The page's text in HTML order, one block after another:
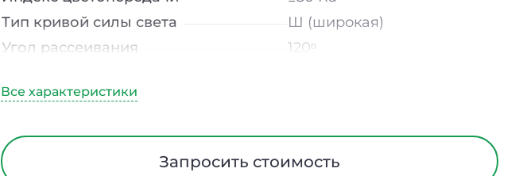
Тип кривой силы света
Ш (широкая)
Угол рассеивания
120ᵒ
Диапазон рабочих температур
Материал корпуса
Запросить стоимость